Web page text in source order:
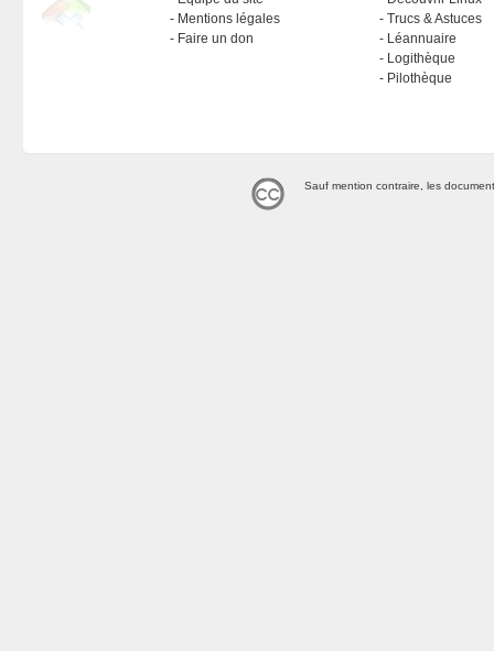
Mentions légales
Faire un don
Trucs & Astuces
Léannuaire
Logithèque
Pilothèque
Sauf mention contraire, les